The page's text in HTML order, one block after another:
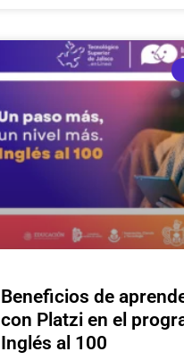
Beneficios de
con Platzi en el
Inglés al 100